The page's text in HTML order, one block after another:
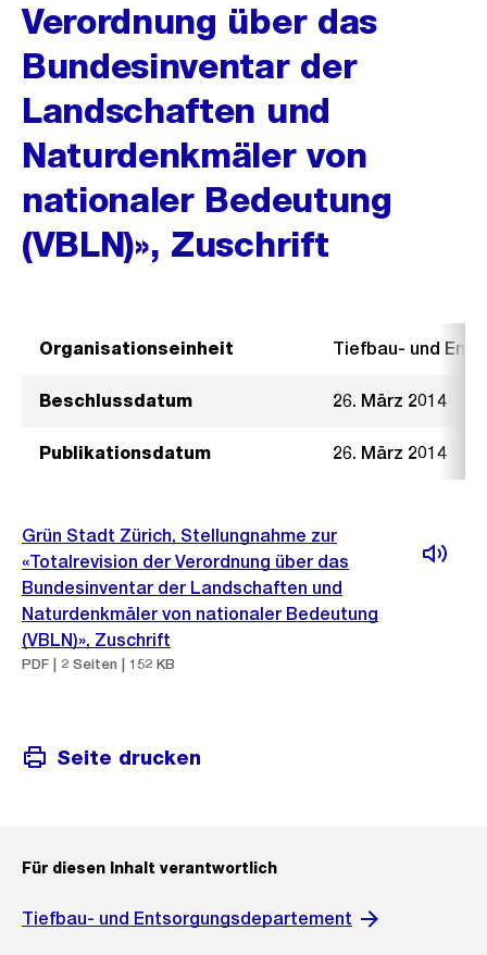
Verordnung über das
Bundesinventar der
Landschaften und
Naturdenkmäler von
nationaler Bedeutung
(VBLN)», Zuschrift
Organisationseinheit Tiefbau- und
Beschlussdatum 26. März 2014
Publikationsdatum 26. März 2014
Grün Stadt Zürich, Stellungnahme zur
«Totalrevision der Verordnung über das
Bundesinventar der Landschaften und
Naturdenkmäler von nationaler Bedeutung
(VBLN)», Zuschrift
PDF | 2 Seiten | 152 KB
Seite drucken
Für diesen Inhalt verantwortlich
Tiefbau- und Entsorgungsdepartement